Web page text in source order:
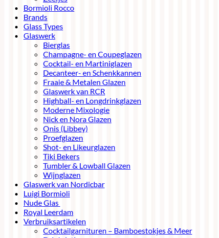
Bormioli Rocco
Brands
Glass Types
Glaswerk
Bierglas
Champagne- en Coupeglazen
Cocktail- en Martiniglazen
Decanteer- en Schenkkannen
Fraaie & Metalen Glazen
Glaswerk van RCR
Highball- en Longdrinkglazen
Moderne Mixologie
Nick en Nora Glazen
Onis (Libbey)
Proefglazen
Shot- en Likeurglazen
Tiki Bekers
Tumbler & Lowball Glazen
Wijnglazen
Glaswerk van Nordicbar
Luigi Bormioli
Nude Glas
Royal Leerdam
Verbruiksartikelen
Cocktailgarnituren – Bamboestokjes & Meer